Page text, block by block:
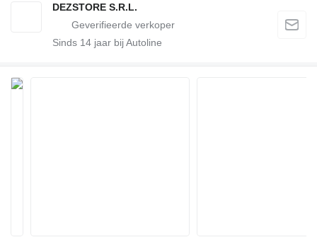
DEZSTORE S.R.L.
Sinds 14 jaar bij Autoline